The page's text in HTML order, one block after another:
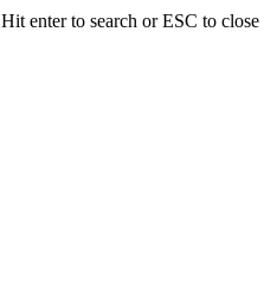
Hit enter to search or ESC to close